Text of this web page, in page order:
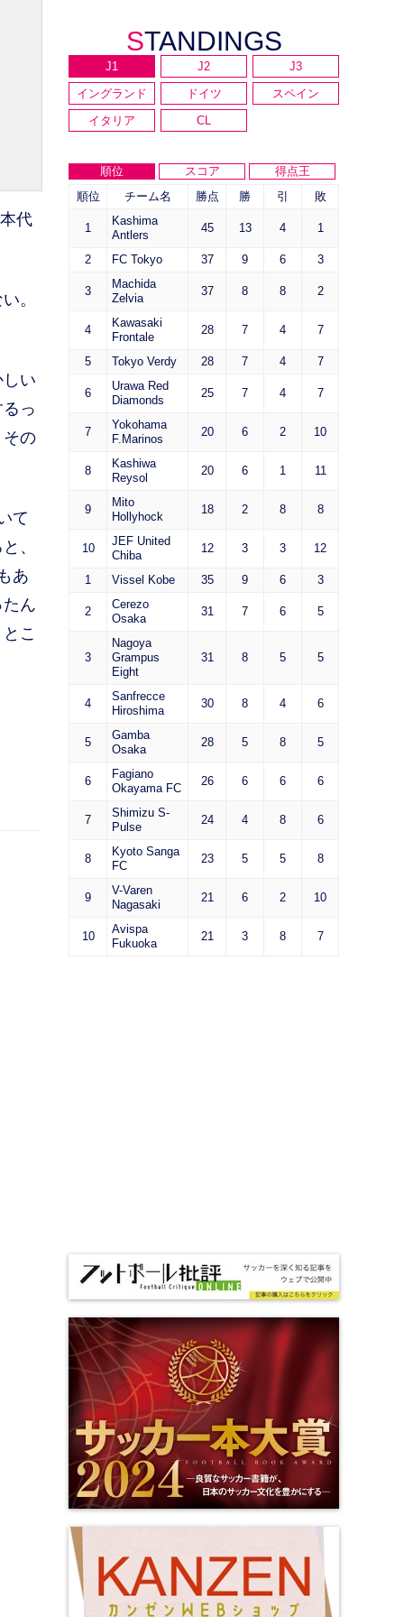
代
。
い
っ
その
て
、
あ
ん
こ
STANDINGS
J1 J2
J3
イングランド
ドイツ
スペイン
イタリア
CL
順位 スコア
得点王
順位
チーム名 勝点 勝 引 敗
1
Kashima
Antlers
45 13 4 1
2 FC Tokyo 37 9 6 3
3
Machida
Zelvia
37 8 8 2
4
Kawasaki
Frontale
28 7 4 7
5 Tokyo Verdy 28 7 4 7
6
Urawa Red
Diamonds
25 7 4 7
7
Yokohama
F.Marinos
20 6 2 10
8
Kashiwa
Reysol
20 6 1 11
9
Mito
Hollyhock
18 2 8 8
10
JEF United
Chiba
12 3 3 12
1 Vissel Kobe 35 9 6 3
2
Cerezo
Osaka
31 7 6 5
3
Nagoya
Grampus
Eight
31 8 5 5
4
Sanfrecce
Hiroshima
30 8 4 6
5
Gamba
Osaka
28 5 8 5
6
Fagiano
Okayama FC
26 6 6 6
7
Shimizu S-
Pulse
24 4 8 6
8
Kyoto Sanga
FC
23 5 5 8
9
V-Varen
Nagasaki
21 6 2 10
10
Avispa
Fukuoka
21 3 8 7